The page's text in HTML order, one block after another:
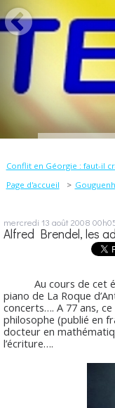
Conflit en Géorgie : faut-il
Page d'accueil
mercredi 13 août 2008
Alfred Brendel, les
Au cours de cet
piano de La Roque
concerts…. A 77 ans,
philosophe (publié en
docteur en
l’écriture….